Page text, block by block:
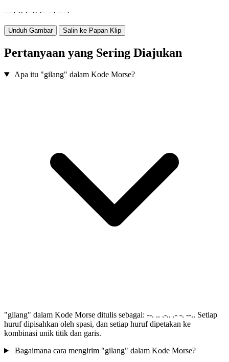
−−· ·· ·−·· ·− −· −−·
Unduh Gambar Salin ke Papan Klip
Pertanyaan yang Sering Diajukan
Apa itu "gilang" dalam Kode Morse?
"gilang" dalam Kode Morse ditulis sebagai: --. .. .-.. .- -. --.. Setiap
huruf dipisahkan oleh spasi, dan setiap huruf dipetakan ke
kombinasi unik titik dan garis.
Bagaimana cara mengirim "gilang" dalam Kode Morse?